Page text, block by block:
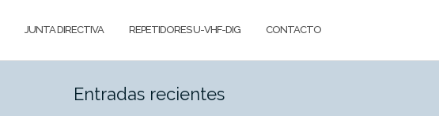
JUNTA DIRECTIVA REPETIDORES U-VHF-DIG CONTACTO
Entradas recientes